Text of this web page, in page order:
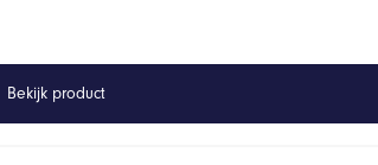
Bekijk product